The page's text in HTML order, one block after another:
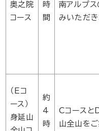
奥之院
コース
時
間
南アルプ
みいただき
（Eコ
ース）
身延山
約
4
時
Cコースと
山全山をご